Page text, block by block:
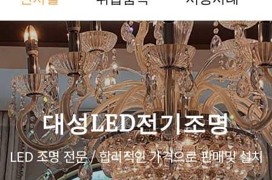
대성LED전기조명
LED 조명 전문 / 합리적인 가격으로 판매및 설치